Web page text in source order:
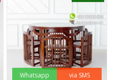
Whatsapp via SMS